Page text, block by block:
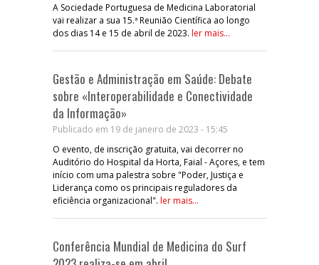
A Sociedade Portuguesa de Medicina Laboratorial
vai realizar a sua 15.ª Reunião Científica ao longo
dos dias 14 e 15 de abril de 2023. ler mais...
Gestão e Administração em Saúde: Debate
sobre «Interoperabilidade e Conectividade
da Informação»
Publicado em 19 de janeiro de 2023 - 15:45
O evento, de inscrição gratuita, vai decorrer no
Auditório do Hospital da Horta, Faial - Açores, e tem
início com uma palestra sobre "Poder, Justiça e
Liderança como os principais reguladores da
eficiência organizacional". ler mais...
Conferência Mundial de Medicina do Surf